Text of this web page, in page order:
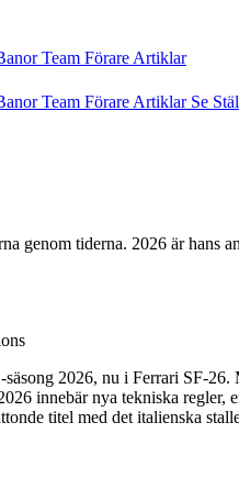
Team Förare Artiklar
Team Förare Artiklar Se
genom tiderna. 2026 är
2026, nu i Ferrari SF-
innebär nya tekniska
titel med det italienska